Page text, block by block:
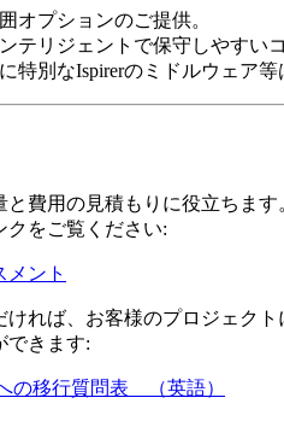
オプションのご提供。
テリジェントで保守しやすい
特別なIspirerのミドルウェア
と費用の見積もりに役立ちま
クをご覧ください:
メント
ければ、お客様のプロジェク
できます:
の移行質問表 （英語）